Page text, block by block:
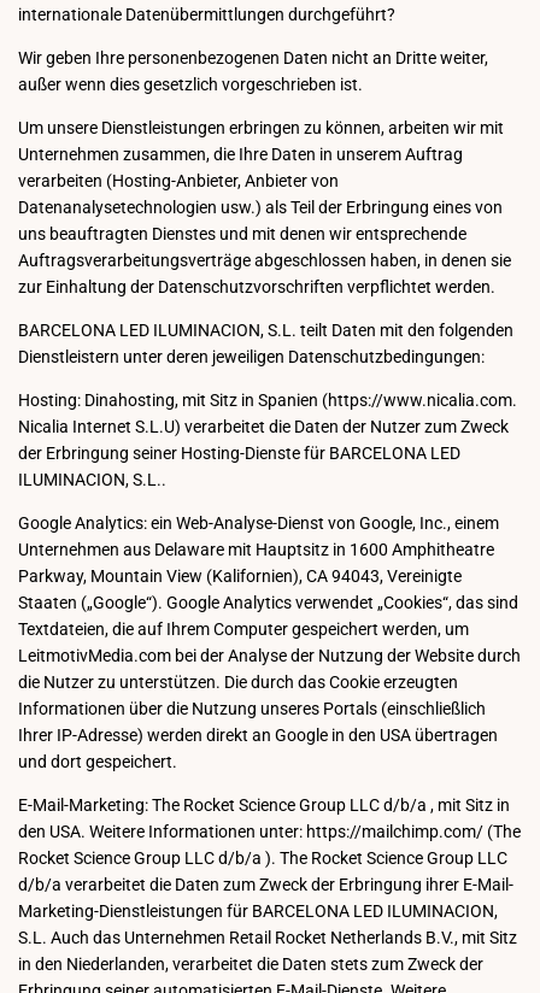
internationale Datenübermittlungen durchgeführt?
Wir geben Ihre personenbezogenen Daten nicht an Dritte weiter,
außer wenn dies gesetzlich vorgeschrieben ist.
Um unsere Dienstleistungen erbringen zu können, arbeiten wir mit
Unternehmen zusammen, die Ihre Daten in unserem Auftrag
verarbeiten (Hosting-Anbieter, Anbieter von
Datenanalysetechnologien usw.) als Teil der Erbringung eines von
uns beauftragten Dienstes und mit denen wir entsprechende
Auftragsverarbeitungsverträge abgeschlossen haben, in denen sie
zur Einhaltung der Datenschutzvorschriften verpflichtet werden.
BARCELONA LED ILUMINACION, S.L. teilt Daten mit den folgenden
Dienstleistern unter deren jeweiligen Datenschutzbedingungen:
Hosting: Dinahosting, mit Sitz in Spanien (https://www.nicalia.com.
Nicalia Internet S.L.U) verarbeitet die Daten der Nutzer zum Zweck
der Erbringung seiner Hosting-Dienste für BARCELONA LED
ILUMINACION, S.L..
Google Analytics: ein Web-Analyse-Dienst von Google, Inc., einem
Unternehmen aus Delaware mit Hauptsitz in 1600 Amphitheatre
Parkway, Mountain View (Kalifornien), CA 94043, Vereinigte
Staaten („Google“). Google Analytics verwendet „Cookies“, das sind
Textdateien, die auf Ihrem Computer gespeichert werden, um
LeitmotivMedia.com bei der Analyse der Nutzung der Website durch
die Nutzer zu unterstützen. Die durch das Cookie erzeugten
Informationen über die Nutzung unseres Portals (einschließlich
Ihrer IP-Adresse) werden direkt an Google in den USA übertragen
und dort gespeichert.
E-Mail-Marketing: The Rocket Science Group LLC d/b/a , mit Sitz in
den USA. Weitere Informationen unter: https://mailchimp.com/ (The
Rocket Science Group LLC d/b/a ). The Rocket Science Group LLC
d/b/a verarbeitet die Daten zum Zweck der Erbringung ihrer E-Mail-
Marketing-Dienstleistungen für BARCELONA LED ILUMINACION,
S.L. Auch das Unternehmen Retail Rocket Netherlands B.V., mit Sitz
in den Niederlanden, verarbeitet die Daten stets zum Zweck der